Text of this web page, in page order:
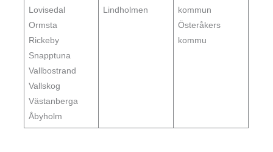
Lovisedal
Ormsta
Rickeby
Snapptuna
Vallbostrand
Vallskog
Västanberga
Åbyholm
Lindholmen
kommun
Österåkers
kommu